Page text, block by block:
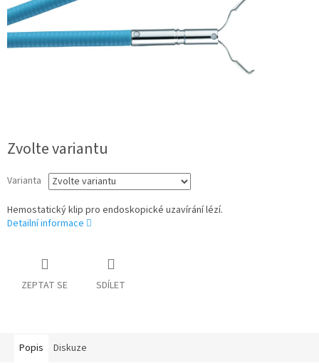
Zvolte variantu
Varianta
Hemostatický klip pro endoskopické uzavírání lézí.
Detailní informace
ZEPTAT SE SDÍLET
Popis Diskuze